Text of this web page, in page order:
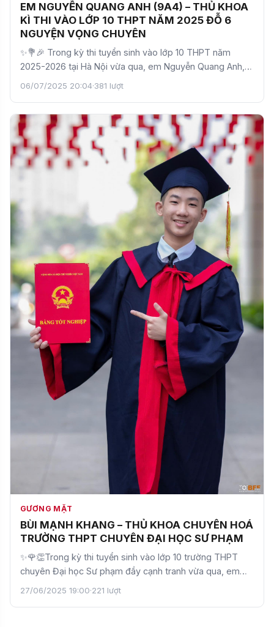
EM NGUYỄN QUANG ANH (9A4) – THỦ KHOA
KÌ THI VÀO LỚP 10 THPT NĂM 2025 ĐỖ 6
NGUYỆN VỌNG CHUYÊN
✨💐🎉 Trong kỳ thi tuyển sinh vào lớp 10 THPT năm
2025-2026 tại Hà Nội vừa qua, em Nguyễn Quang Anh,
học sinh…
06/07/2025 20:04·381 lượt
GƯƠNG MẶT
BÙI MẠNH KHANG – THỦ KHOA CHUYÊN HOÁ
TRƯỜNG THPT CHUYÊN ĐẠI HỌC SƯ PHẠM
✨🌹👏Trong kỳ thi tuyển sinh vào lớp 10 trường THPT
chuyên Đại học Sư phạm đầy cạnh tranh vừa qua, em
Bùi Mạnh…
27/06/2025 19:00·221 lượt